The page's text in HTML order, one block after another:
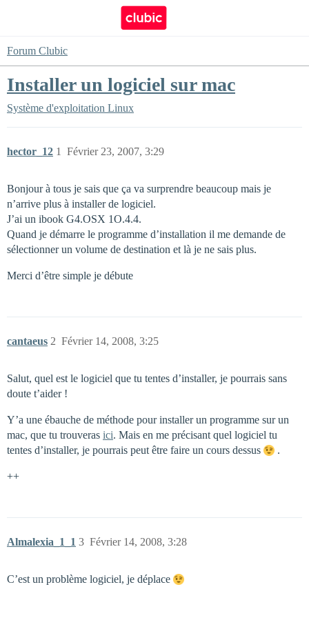
Forum Clubic
Installer un logiciel sur mac
Système d'exploitation Linux
hector_12 Février 23, 2007, 3:29
1
Bonjour à tous je sais que ça va surprendre beaucoup mais je
n’arrive plus à installer de logiciel.
J’ai un ibook G4.OSX 1O.4.4.
Quand je démarre le programme d’installation il me demande de
sélectionner un volume de destination et là je ne sais plus.
Merci d’être simple je débute
cantaeus Février 14, 2008, 3:25
2
Salut, quel est le logiciel que tu tentes d’installer, je pourrais sans
doute t’aider !
Y’a une ébauche de méthode pour installer un programme sur un
mac, que tu trouveras ici. Mais en me précisant quel logiciel tu
tentes d’installer, je pourrais peut être faire un cours dessus
.
++
Almalexia_1_1 Février 14, 2008, 3:28
3
C’est un problème logiciel, je déplace